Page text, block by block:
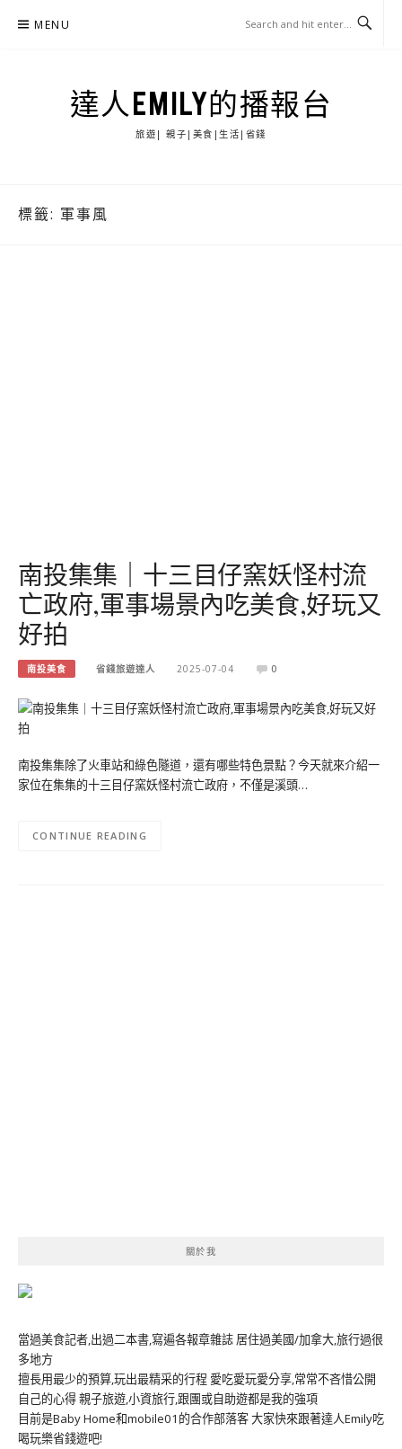
MENU
達人EMILY的播報台
旅遊| 親子|美食|生活|省錢
標籤: 軍事風
南投集集｜十三目仔窯妖怪村流
亡政府,軍事場景內吃美食,好玩又
好拍
南投美食 省錢旅遊達人 2025-07-04 0
南投集集除了火車站和綠色隧道，還有哪些特色景點？今天就來介紹一
家位在集集的十三目仔窯妖怪村流亡政府，不僅是溪頭…
CONTINUE READING
關於我
當過美食記者,出過二本書,寫遍各報章雜誌 居住過美國/加拿大,旅行過很
多地方
擅長用最少的預算,玩出最精采的行程 愛吃愛玩愛分享,常常不吝惜公開
自己的心得 親子旅遊,小資旅行,跟團或自助遊都是我的強項
目前是Baby Home和mobile01的合作部落客 大家快來跟著達人Emily吃
喝玩樂省錢遊吧!